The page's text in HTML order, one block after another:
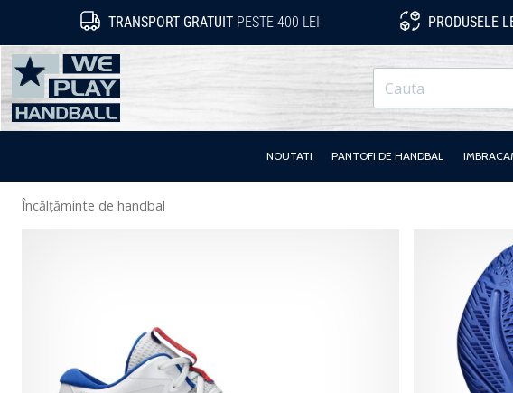
TRANSPORT GRATUITPESTE 400 LEI PRODUSELE
WePlayHandball.ro
NOUTATI PANTOFI DE HANDBAL
Încălțăminte de handbal